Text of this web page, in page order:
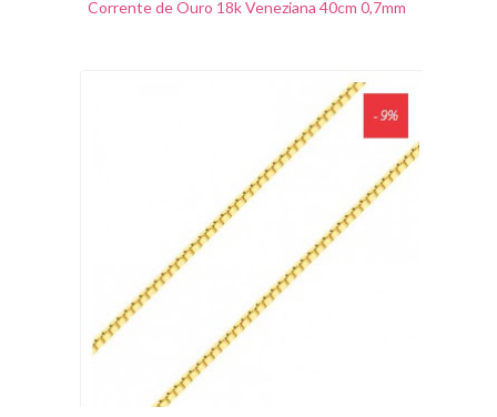
Corrente de Ouro 18k Veneziana 40cm 0,7mm